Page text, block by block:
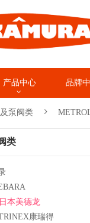
产品中心 品牌
泵阀类
类
本美德龙
康瑞得